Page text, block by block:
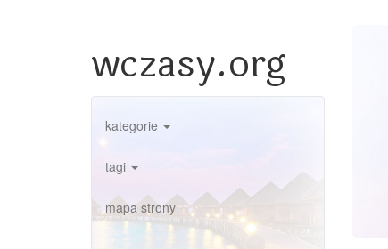
wczasy.org
kategorie
tagi
mapa strony